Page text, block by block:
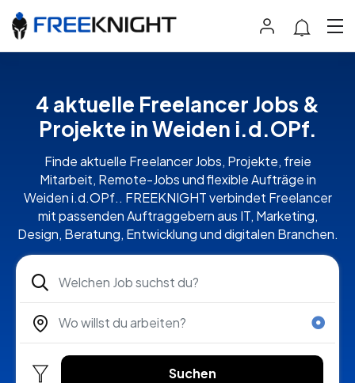
4 aktuelle Freelancer Jobs &
Projekte in Weiden i.d.OPf.
Finde aktuelle Freelancer Jobs, Projekte, freie
Mitarbeit, Remote-Jobs und flexible Aufträge in
Weiden i.d.OPf.. FREEKNIGHT verbindet Freelancer
mit passenden Auftraggebern aus IT, Marketing,
Design, Beratung, Entwicklung und digitalen Branchen.
Suchen